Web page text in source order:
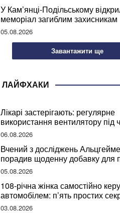
У Кам’янці-Подільському
меморіал загиблим захисникам
05.08.2026
Завантажити ще
ЛАЙФХАКИ
Лікарі застерігають: регулярне
використання вентилятору під
може негативно вплинути на
здоров’я
06.08.2026
Вчений з досліджень
порадив щоденну добавку для
мозкової діяльності
05.08.2026
108-річна жінка самостійно
автомобілем: п’ять простих
допомогли їй дожити до століття
03.08.2026